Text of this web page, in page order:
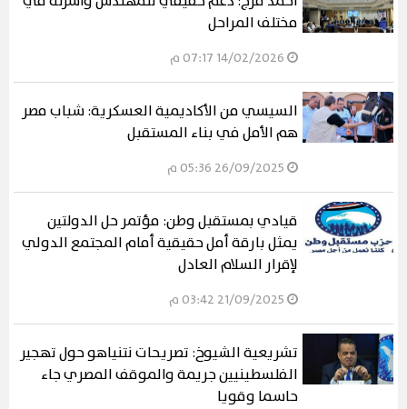
مختلف المراحل
السيسي من الأكاديمية العسكرية: شباب مصر
هم الأمل في بناء المستقبل
قيادي بمستقبل وطن: مؤتمر حل الدولتين
يمثل بارقة أمل حقيقية أمام المجتمع الدولي
لإقرار السلام العادل
تشريعية الشيوخ: تصريحات نتنياهو حول تهجير
الفلسطينيين جريمة والموقف المصري جاء
حاسما وقويا